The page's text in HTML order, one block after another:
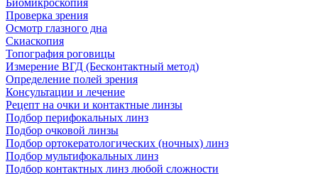
Биомикроскопия
Проверка зрения
Осмотр глазного дна
Скиаскопия
Топография роговицы
Измерение ВГД (Бесконтактный метод)
Определение полей зрения
Консультации и лечение
Рецепт на очки и контактные линзы
Подбор перифокальных линз
Подбор очковой линзы
Подбор ортокератологических (ночных) линз
Подбор мультифокальных линз
Подбор контактных линз любой сложности